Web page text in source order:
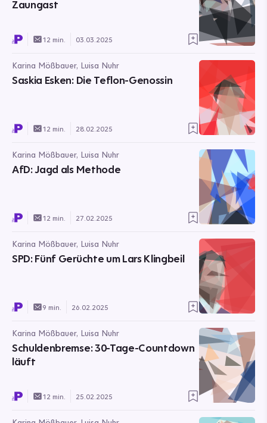
Zaungast
12 min. 03.03.2025
Karina Mößbauer, Luisa Nuhr
Saskia Esken: Die Teflon-Genossin
12 min. 28.02.2025
Karina Mößbauer, Luisa Nuhr
AfD: Jagd als Methode
12 min. 27.02.2025
Karina Mößbauer, Luisa Nuhr
SPD: Fünf Gerüchte um Lars Klingbeil
9 min. 26.02.2025
Karina Mößbauer, Luisa Nuhr
Schuldenbremse: 30-Tage-Countdown
läuft
12 min. 25.02.2025